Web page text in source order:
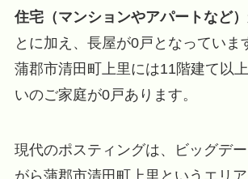
住宅（マンションやアパートなど
とに加え、長屋が0戸となっていま
蒲郡市清田町上里には11階建て以
いのご家庭が0戸あります。
現代のポスティングは、ビッグデ
がら蒲郡市清田町上里というエリ